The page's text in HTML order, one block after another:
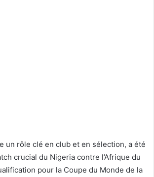
un rôle clé en club et en sélection, a été
crucial du Nigeria contre l’Afrique du
pour la Coupe du Monde de la